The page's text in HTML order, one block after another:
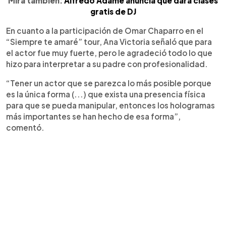
gratis de DJ
En cuanto a la participación de Omar Chaparro en el
“Siempre te amaré” tour, Ana Victoria señaló que para
el actor fue muy fuerte, pero le agradeció todo lo que
hizo para interpretar a su padre con profesionalidad.
“Tener un actor que se parezca lo más posible porque
es la única forma (...) que exista una presencia física
para que se pueda manipular, entonces los hologramas
más importantes se han hecho de esa forma”,
comentó.